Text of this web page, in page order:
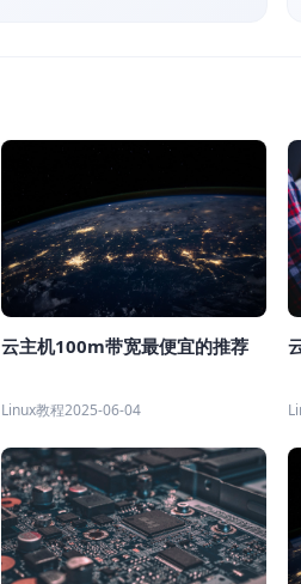
云主机100m带宽最便宜的推荐
Linux教程2025-06-04